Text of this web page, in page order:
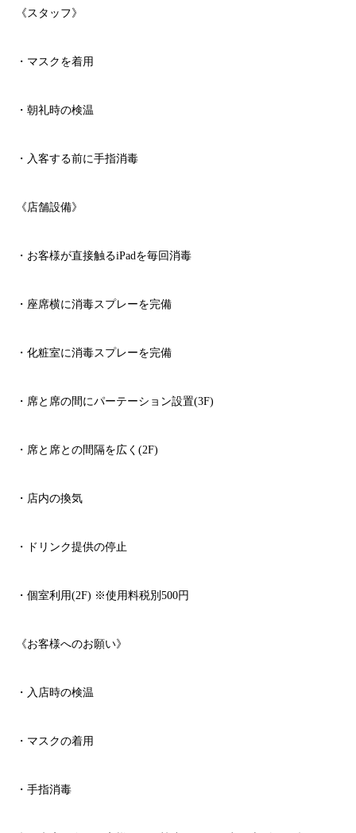
《スタッフ》
・マスクを着用
・朝礼時の検温
・入客する前に手指消毒
《店舗設備》
・お客様が直接触るiPad を毎回消毒
・座席横に消毒スプレーを完備
・化粧室に消毒スプレーを完備
・席と席の間にパーテーション設置(3F)
・席と席との間隔を広く (2F)
・店内の換気
・ドリンク提供の停止
・個室利用(2F) ※使用料税別 500円
《お客様へのお願い》
・入店時の検温
・マスクの着用
・手指消毒